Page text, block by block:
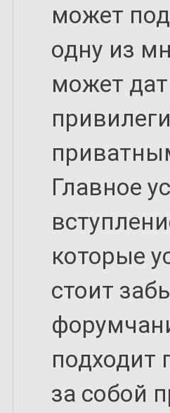
может
одну из
может
Главное
которые
стоит
подходит
за собой